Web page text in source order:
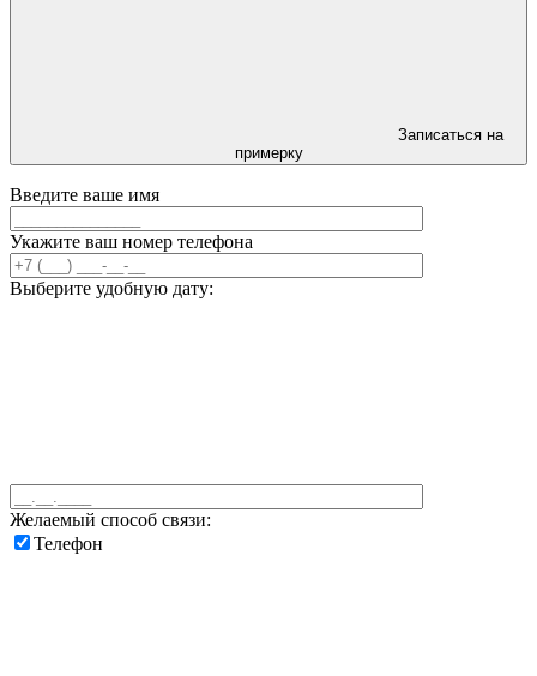
Записаться на
примерку
Введите ваше имя
Укажите ваш номер телефона
Выберите удобную дату:
Желаемый способ связи:
Телефон